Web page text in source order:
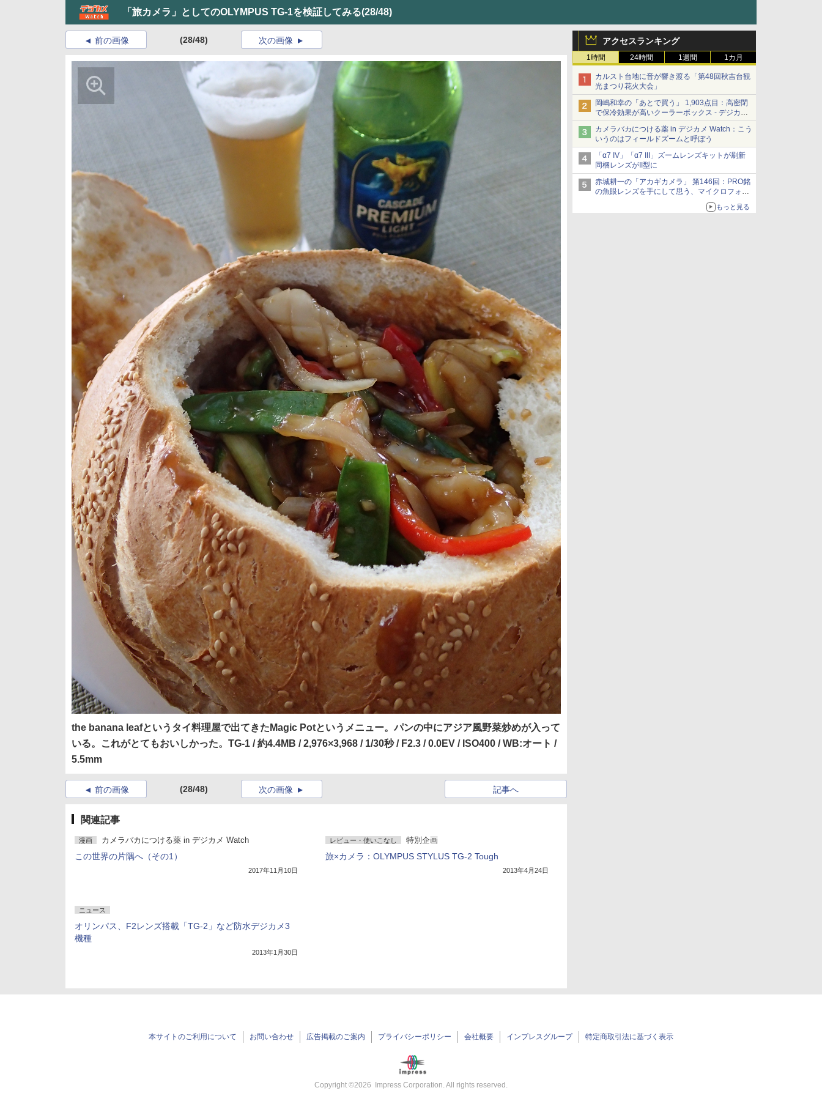
「旅カメラ」としてのOLYMPUS TG-1を検証してみる(28/48)
アクセスランキング
1時間 24時間 1週間 1カ月
カルスト台地に音が響き渡る「第48回秋吉台観
光まつり花火大会」
岡嶋和幸の「あとで買う」 1,903点目：高密閉
で保冷効果が高いクーラーボックス - デジカメ
Watch
カメラバカにつける薬 in デジカメ Watch：こう
いうのはフィールドズームと呼ぼう
「α7 IV」「α7 III」ズームレンズキットが刷新
同梱レンズがII型に
赤城耕一の「アカギカメラ」 第146回：PRO銘
の魚眼レンズを手にして思う、マイクロフォー
もっと見る
前の画像 (28/48) 次の画像
the banana leafというタイ料理屋で出てきたMagic Potというメニュー。パンの中にアジア風野菜炒めが入って
いる。これがとてもおいしかった。TG-1 / 約4.4MB / 2,976×3,968 / 1/30秒 / F2.3 / 0.0EV / ISO400 / WB:オート /
5.5mm
前の画像 (28/48) 記事へ
次の画像
関連記事
漫画 カメラバカにつける薬 in デジカメ Watch
この世界の片隅へ（その1）
2017年11月10日
レビュー・使いこなし 特別企画
旅×カメラ：OLYMPUS STYLUS TG-2 Tough
2013年4月24日
ニュース
オリンパス、F2レンズ搭載「TG-2」など防水デジカメ3
機種
2013年1月30日
本サイトのご利用について お問い合わせ 広告掲載のご案内 プライバシーポリシー 会社概要 インプレスグループ 特定商取引法に基づく表示
Copyright ©2026 Impress Corporation. All rights reserved.